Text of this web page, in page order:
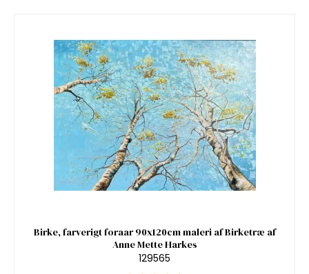
Birke, farverigt foraar 90x120cm maleri af Birketræ af
Anne Mette Harkes
129565